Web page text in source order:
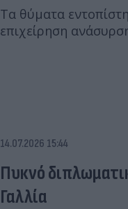
Τα θύματα
επιχείρηση
14.07.2026 15:44
Πυκνό
Γαλλία